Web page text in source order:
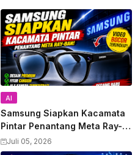
AI
Samsung Siapkan Kacamata
Pintar Penantang Meta Ray-
Ban, Video Bocor Terungkap
Juli 05, 2026